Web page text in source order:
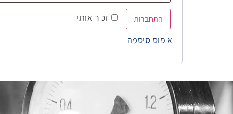
זכור אותי התחברות
איפוס סיסמה